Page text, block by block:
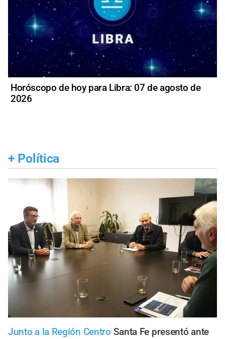
Horóscopo de hoy para Libra: 07 de agosto de
2026
+ Política
Junto a la Región Centro Santa Fe presentó ante